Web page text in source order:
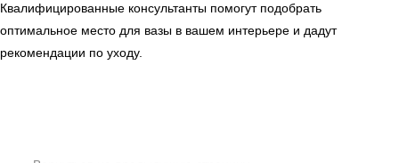
Квалифицированные консультанты помогут подобрать
оптимальное место для вазы в вашем интерьере и дадут
рекомендации по уходу.